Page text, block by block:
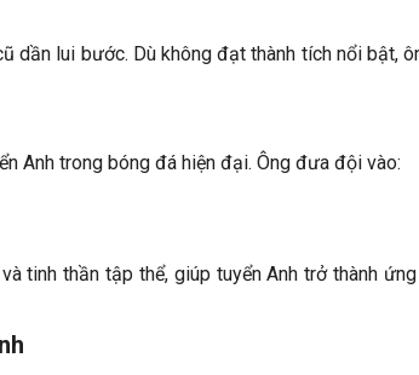
dần lui bước. Dù không đạt thành tích nổi bật,
Anh trong bóng đá hiện đại. Ông đưa đội vào:
tinh thần tập thể, giúp tuyển Anh trở thành